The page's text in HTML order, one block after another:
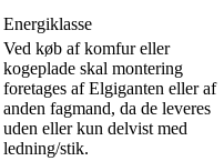
Energiklasse
Ved køb af komfur eller
kogeplade skal montering
foretages af Elgiganten eller af
anden fagmand, da de leveres
uden eller kun delvist med
ledning/stik.